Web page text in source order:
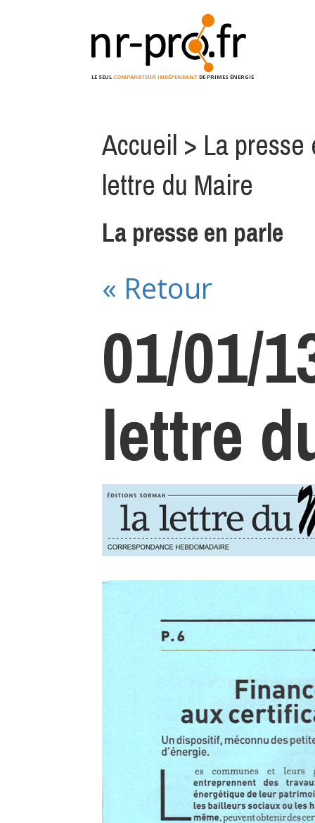
LE SEULCOMPARATEUR INDÉPENDANT DE PRIMES ÉNERGIE
Accueil > La presse
lettre du Maire
La presse en parle
« Retour
01/01/
lettre